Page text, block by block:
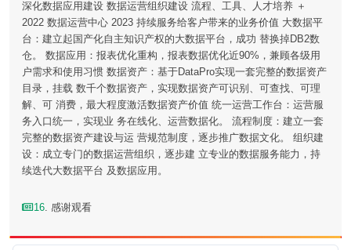
深化数据应用建设 数据运营组织建设 流程、工具、人才培养 ＋
2022 数据运营中心 2023 持续服务给客户带来的业务价值 大数据平
台：建立起国产化自主知识产权的大数据平台，成功 替换掉DB2数
仓。 数据应用：报表优化重构，报表数据优化近90%，兼顾各级用
户需求和使用习惯 数据资产：基于DataPro实现一套完整的数据资产
目录，挂载 数千个数据资产，实现数据资产可识别、可查找、可理
解、可 消费，最大程度激活数据资产价值 统一运营工作台：运营服
务入口统一，实现业 务在线化、运营数据化。 流程制度：建立一套
完整的数据资产建设与运 营规范制度，逐步推广数据文化。 组织建
设：成立专门的数据运营组织，逐步建 立专业的数据服务能力，持
续迭代大数据平台 及数据应用。
16. 感谢观看